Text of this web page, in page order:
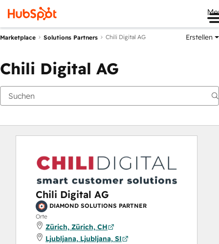
Marketplace Solutions Partners Chili Digital AG Erstellen
Chili Digital AG
Chili Digital AG
DIAMOND SOLUTIONS PARTNER
Orte
Zürich, Zürich, CH
Ljubljana, Ljubljana, SI